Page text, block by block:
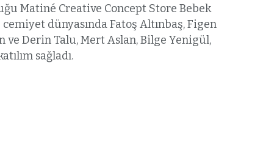
Matiné Creative Concept Store Bebek
dünyasında Fatoş Altınbaş, Figen
ve Derin Talu, Mert Aslan, Bilge Yenigül,
sağladı.